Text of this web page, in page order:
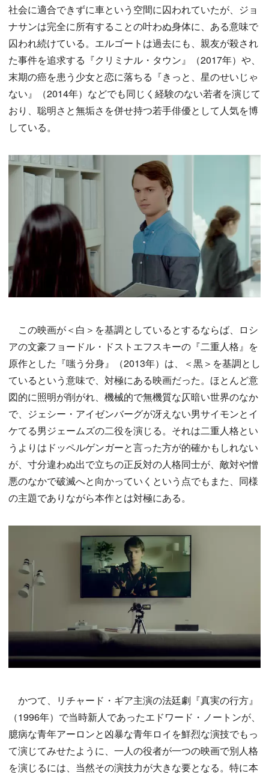
社会に適合できずに車という空間に囚われていたが、ジョ
ナサンは完全に所有することの叶わぬ身体に、ある意味で
囚われ続けている。エルゴートは過去にも、親友が殺され
た事件を追求する『クリミナル・タウン』（2017年）や、
末期の癌を患う少女と恋に落ちる『きっと、星のせいじゃ
ない』（2014年）などでも同じく経験のない若者を演じて
おり、聡明さと無垢さを併せ持つ若手俳優として人気を博
している。
この映画が＜白＞を基調としているとするならば、ロシ
アの文豪フョードル・ドストエフスキーの『二重人格』を
原作とした『嗤う分身』（2013年）は、＜黒＞を基調とし
ているという意味で、対極にある映画だった。ほとんど意
図的に照明が削がれ、機械的で無機質な仄暗い世界のなか
で、ジェシー・アイゼンバーグが冴えない男サイモンとイ
ケてる男ジェームズの二役を演じる。それは二重人格とい
うよりはドッペルゲンガーと言った方が的確かもしれない
が、寸分違わぬ出で立ちの正反対の人格同士が、敵対や憎
悪のなかで破滅へと向かっていくという点でもまた、同様
の主題でありながら本作とは対極にある。
かつて、リチャード・ギア主演の法廷劇『真実の行方』
（1996年）で当時新人であったエドワード・ノートンが、
臆病な青年アーロンと凶暴な青年ロイを鮮烈な演技でもっ
て演じてみせたように、一人の役者が一つの映画で別人格
を演じるには、当然その演技力が大きな要となる。特に本